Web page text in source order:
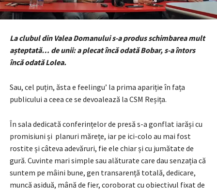
La clubul din Valea Domanului s-a produs schimbarea mult
așteptată… de unii: a plecat încă odată Bobar, s-a întors
încă odată Lolea.
Sau, cel puțin, ăsta e feelingu’ la prima apariție în fața
publicului a ceea ce se devoalează la CSM Reșița.
În sala dedicată conferințelor de presă s-a gonflat iarăși cu
promisiuni și planuri mărețe, iar pe ici-colo au mai fost
rostite și câteva adevăruri, fie ele chiar și cu jumătate de
gură. Cuvinte mari simple sau alăturate care dau senzația că
suntem pe mâini bune, gen transarență totală, dedicare,
muncă asiduă, mână de fier, coroborat cu obiectivul fixat de